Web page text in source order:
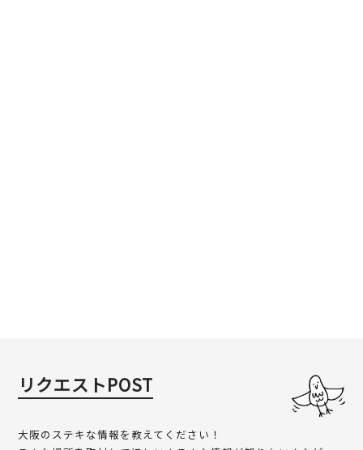
リクエストPOST
大阪のステキな情報を教えてください！